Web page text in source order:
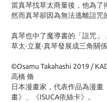
當真琴找草太商量後，他為了
然而真琴卻因為無法逃離詛咒
真琴也中了魔導書的「詛咒」，
草太‧立夏‧真琴發展成三角關
©Osamu Takahashi 2019 /
高橋 脩
日本漫畫家，代表作品為漫
畫》、《ISUCA依絲卡》。